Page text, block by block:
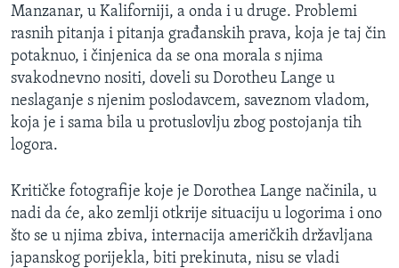
Manzanar, u Kaliforniji, a onda i u druge. Problemi
rasnih pitanja i pitanja građanskih prava, koja je taj čin
potaknuo, i činjenica da se ona morala s njima
svakodnevno nositi, doveli su Dorotheu Lange u
neslaganje s njenim poslodavcem, saveznom vladom,
koja je i sama bila u protuslovlju zbog postojanja tih
logora.
Kritičke fotografije koje je Dorothea Lange načinila, u
nadi da će, ako zemlji otkrije situaciju u logorima i ono
što se u njima zbiva, internacija američkih državljana
japanskog porijekla, biti prekinuta, nisu se vladi